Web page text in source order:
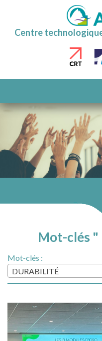
Centre
AU
CONTENU
Mot-clés "
Mot-clés :
DURABILITÉ